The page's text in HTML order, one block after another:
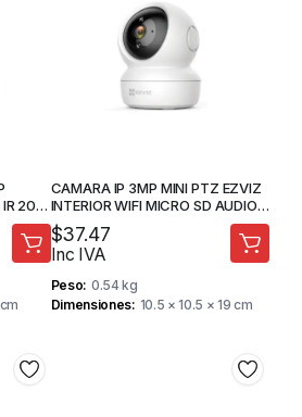
IR 20M
CAMARA IP 3MP MINI PTZ EZVIZ
INTERIOR WIFI MICRO SD AUDIO 2
VIAS – CAMARA DE SEGURIDAD
$37.47
Inc IVA
Peso 0.54 kg
Dimensiones 10.5 × 10.5 × 19 cm